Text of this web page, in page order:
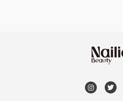
桜木町・みなとみらい・関内